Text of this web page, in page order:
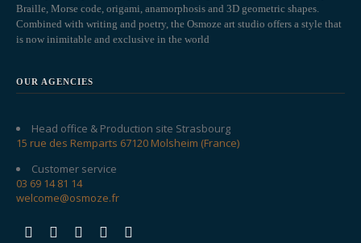
Braille, Morse code, origami, anamorphosis and 3D geometric shapes.
Combined with writing and poetry, the Osmoze art studio offers a style that
is now inimitable and exclusive in the world
OUR AGENCIES
Head office & Production site Strasbourg
15 rue des Remparts 67120 Molsheim (France)
Customer service
03 69 14 81 14
welcome@osmoze.fr